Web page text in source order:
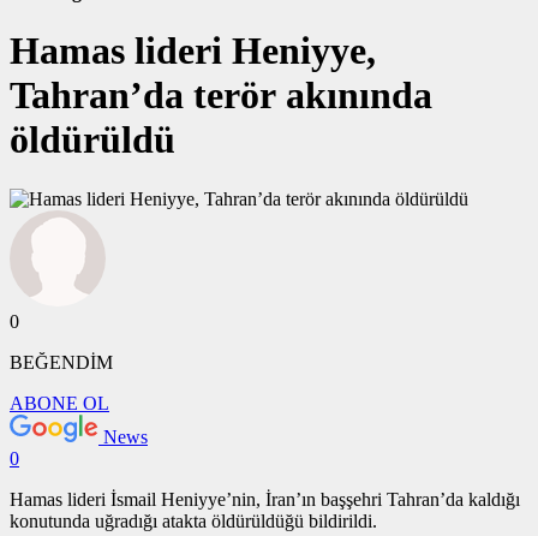
Hamas lideri Heniyye,
Tahran’da terör akınında
öldürüldü
0
BEĞENDİM
ABONE OL
News
0
Hamas lideri İsmail Heniyye’nin, İran’ın başşehri Tahran’da kaldığı
konutunda uğradığı atakta öldürüldüğü bildirildi.